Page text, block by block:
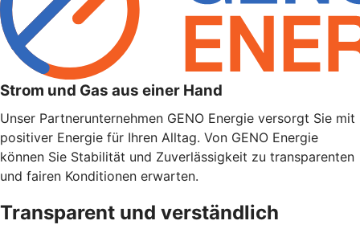
Strom und Gas aus einer Hand
Unser Partnerunternehmen GENO Energie versorgt Sie mit
positiver Energie für Ihren Alltag. Von GENO Energie
können Sie Stabilität und Zuverlässigkeit zu transparenten
und fairen Konditionen erwarten.
Transparent und verständlich